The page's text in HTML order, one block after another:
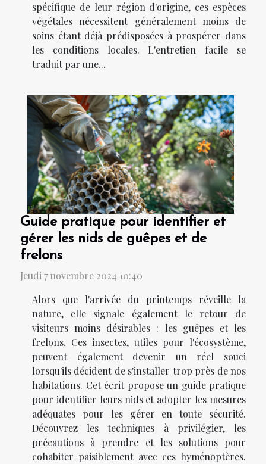
spécifique de leur région d'origine, ces espèces
végétales nécessitent généralement moins de
soins étant déjà prédisposées à prospérer dans
les conditions locales. L'entretien facile se
traduit par une...
Guide pratique pour identifier et
gérer les nids de guêpes et de
frelons
Jeudi 7 novembre 2024 10:40
Alors que l'arrivée du printemps réveille la
nature, elle signale également le retour de
visiteurs moins désirables : les guêpes et les
frelons. Ces insectes, utiles pour l'écosystème,
peuvent également devenir un réel souci
lorsqu'ils décident de s'installer trop près de nos
habitations. Cet écrit propose un guide pratique
pour identifier leurs nids et adopter les mesures
adéquates pour les gérer en toute sécurité.
Découvrez les techniques à privilégier, les
précautions à prendre et les solutions pour
cohabiter paisiblement avec ces hyménoptères.